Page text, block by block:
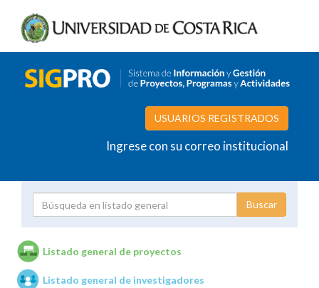
USUARIOS REGISTRADOS
Ingrese con su correo institucional
Unidades de investigación
Listado general de proyectos
Listado general de investigadores